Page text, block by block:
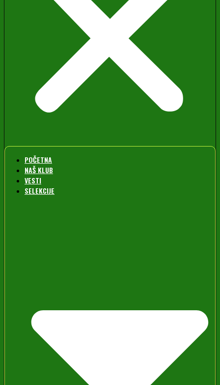
POČETNA
NAŠ KLUB
VESTI
SELEKCIJE